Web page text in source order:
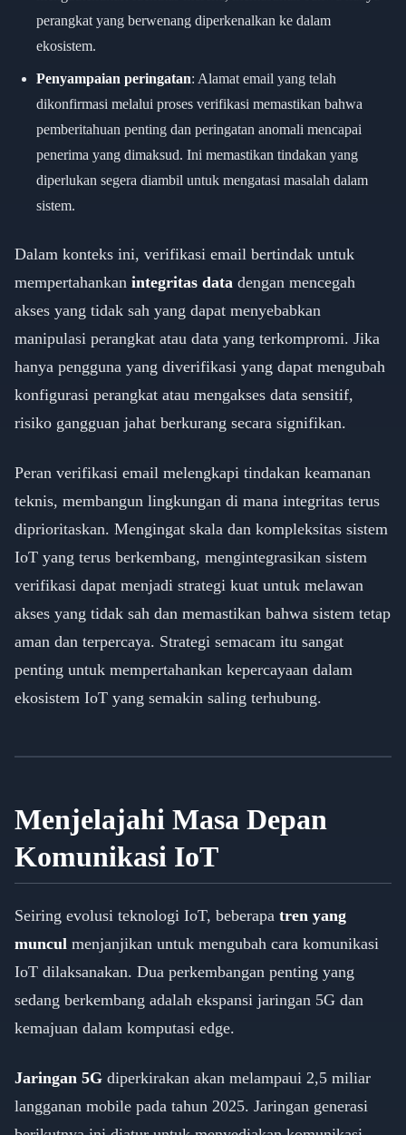
perangkat yang berwenang diperkenalkan ke dalam
ekosistem.
Penyampaian peringatan: Alamat email yang telah
dikonfirmasi melalui proses verifikasi memastikan bahwa
pemberitahuan penting dan peringatan anomali mencapai
penerima yang dimaksud. Ini memastikan tindakan yang
diperlukan segera diambil untuk mengatasi masalah dalam
sistem.
Dalam konteks ini, verifikasi email bertindak untuk
mempertahankan integritas data dengan mencegah
akses yang tidak sah yang dapat menyebabkan
manipulasi perangkat atau data yang terkompromi. Jika
hanya pengguna yang diverifikasi yang dapat mengubah
konfigurasi perangkat atau mengakses data sensitif,
risiko gangguan jahat berkurang secara signifikan.
Peran verifikasi email melengkapi tindakan keamanan
teknis, membangun lingkungan di mana integritas terus
diprioritaskan. Mengingat skala dan kompleksitas sistem
IoT yang terus berkembang, mengintegrasikan sistem
verifikasi dapat menjadi strategi kuat untuk melawan
akses yang tidak sah dan memastikan bahwa sistem tetap
aman dan terpercaya. Strategi semacam itu sangat
penting untuk mempertahankan kepercayaan dalam
ekosistem IoT yang semakin saling terhubung.
Menjelajahi Masa Depan
Komunikasi IoT
Seiring evolusi teknologi IoT, beberapa tren yang
muncul menjanjikan untuk mengubah cara komunikasi
IoT dilaksanakan. Dua perkembangan penting yang
sedang berkembang adalah ekspansi jaringan 5G dan
kemajuan dalam komputasi edge.
Jaringan 5G diperkirakan akan melampaui 2,5 miliar
langganan mobile pada tahun 2025. Jaringan generasi